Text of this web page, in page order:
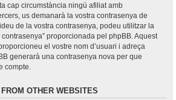
cap circumstància ningú afiliat amb
us demanarà la vostra contrasenya de
de la vostra contrasenya, podeu utilitzar la
proporcionada pel phpBB. Aquest
el vostre nom d’usuari i adreça
generarà una contrasenya nova per que
compte.
OTHER WEBSITES